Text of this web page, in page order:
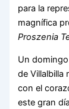
para la
magnífica
Proszenia
Un
de Villalbilla
con el
este gran